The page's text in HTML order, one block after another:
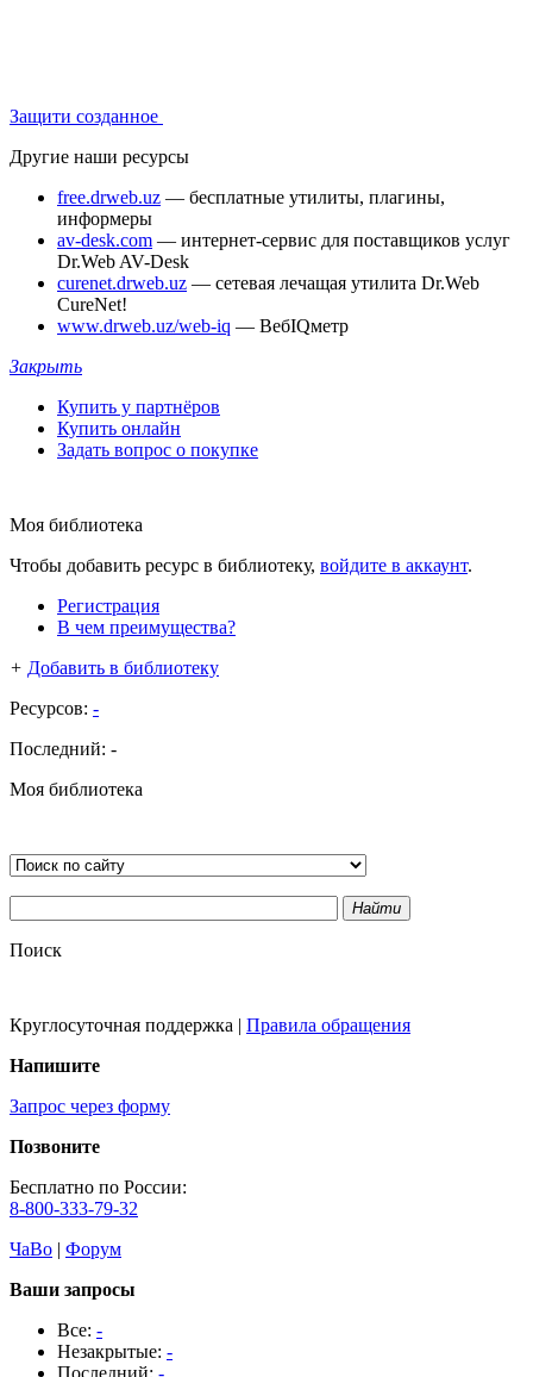
Защити созданное
Другие наши ресурсы
free.drweb.uz — бесплатные утилиты, плагины,
информеры
av-desk.com — интернет-сервис для поставщиков услуг
Dr.Web AV-Desk
curenet.drweb.uz — сетевая лечащая утилита Dr.Web
CureNet!
www.drweb.uz/web-iq — ВебIQметр
Закрыть
Купить у партнёров
Купить онлайн
Задать вопрос о покупке
Моя библиотека
Чтобы добавить ресурс в библиотеку, войдите в аккаунт.
Регистрация
В чем преимущества?
+ Добавить в библиотеку
Ресурсов: -
Последний: -
Моя библиотека
Найти
Поиск
Круглосуточная поддержка | Правила обращения
Напишите
Запрос через форму
Позвоните
Бесплатно по России:
8-800-333-79-32
ЧаВо | Форум
Ваши запросы
Все: -
Незакрытые: -
Последний: -